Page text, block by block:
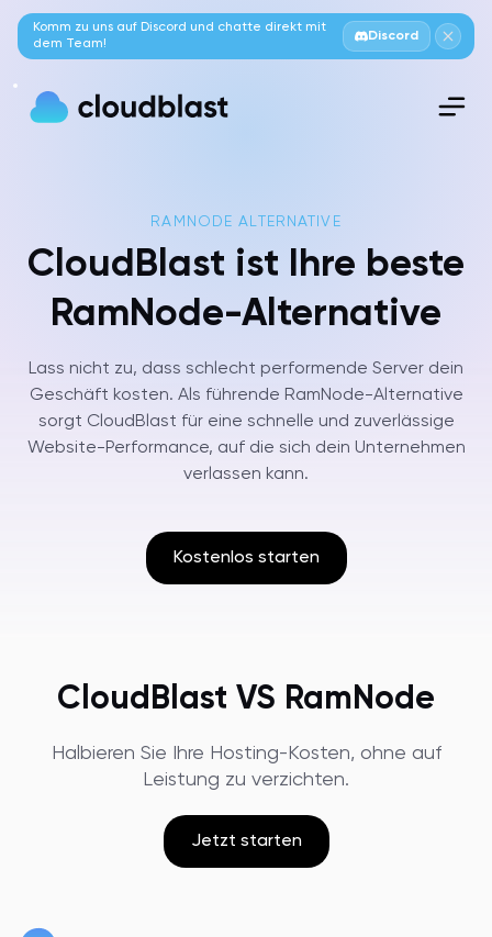
Komm zu uns auf Discord und chatte direkt mit
dem Team!
Discord
RAMNODE ALTERNATIVE
CloudBlast ist Ihre beste
RamNode-Alternative
Lass nicht zu, dass schlecht performende Server dein
Geschäft kosten. Als führende RamNode-Alternative
sorgt CloudBlast für eine schnelle und zuverlässige
Website-Performance, auf die sich dein Unternehmen
verlassen kann.
Kostenlos starten
CloudBlast VS RamNode
Halbieren Sie Ihre Hosting-Kosten, ohne auf
Leistung zu verzichten.
Jetzt starten